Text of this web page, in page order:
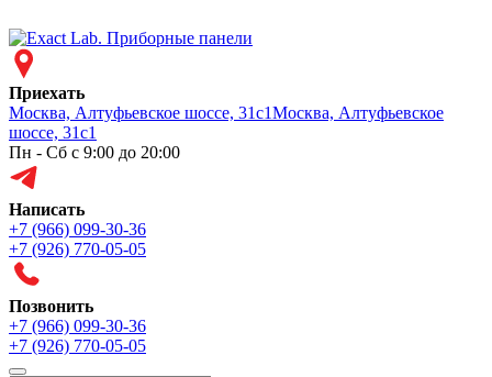
Приехать
Москва, Алтуфьевское шоссе, 31с1Москва, Алтуфьевское
шоссе, 31с1
Пн - Сб с 9:00 до 20:00
Написать
+7 (966) 099-30-36
+7 (926) 770-05-05
Позвонить
+7 (966) 099-30-36
+7 (926) 770-05-05